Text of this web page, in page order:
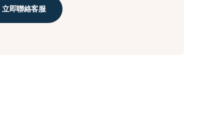
立即聯絡客服